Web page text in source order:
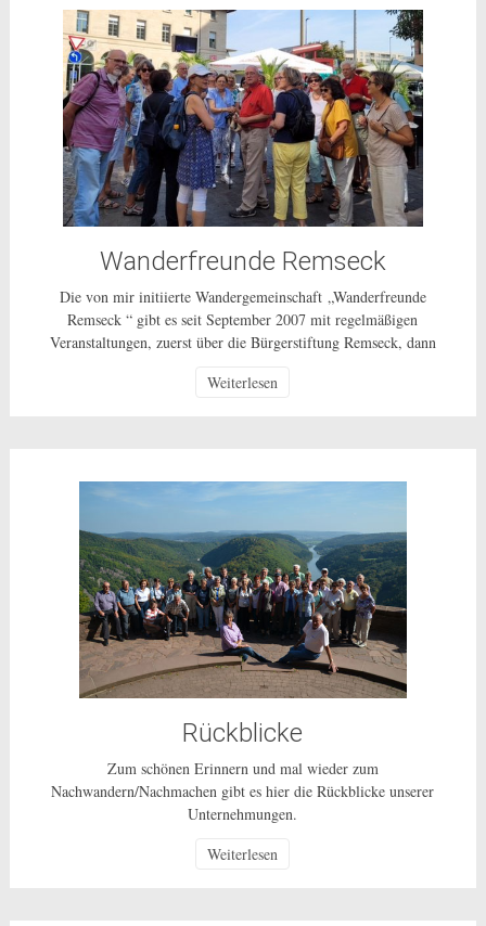
Wanderfreunde Remseck
Die von mir initiierte Wandergemeinschaft „Wanderfreunde
Remseck “ gibt es seit September 2007 mit regelmäßigen
Veranstaltungen, zuerst über die Bürgerstiftung Remseck, dann
Bürgerschaftliches Engagement für alle Bürgerinnen und Bürger
Weiterlesen
Rückblicke
Zum schönen Erinnern und mal wieder zum
Nachwandern/Nachmachen gibt es hier die Rückblicke unserer
Unternehmungen.
Weiterlesen